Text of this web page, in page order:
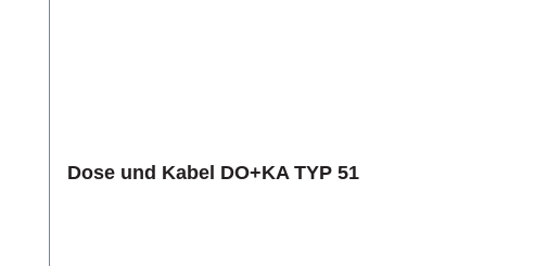
Dose und Kabel DO+KA TYP 51